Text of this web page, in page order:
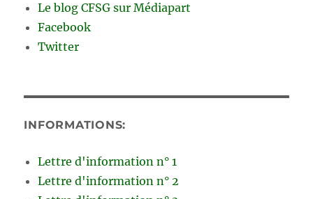
Le blog CFSG sur Médiapart
Facebook
Twitter
INFORMATIONS:
Lettre d'information n° 1
Lettre d'information n° 2